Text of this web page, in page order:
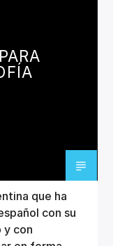
que ha
con su
y con